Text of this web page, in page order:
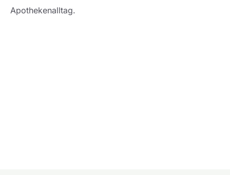
Apothekenalltag.